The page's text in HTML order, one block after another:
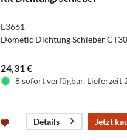
E3661
Dometic Dichtung Schieber
24,31 €
8 sofort verfügbar. Lieferzeit
Details Jetzt